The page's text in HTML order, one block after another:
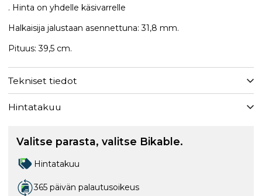
. Hinta on yhdelle käsivarrelle
Halkaisija jalustaan asennettuna: 31,8 mm.
Pituus: 39,5 cm.
Tekniset tiedot
Hintatakuu
Valitse parasta, valitse Bikable.
Hintatakuu
365 päivän palautusoikeus